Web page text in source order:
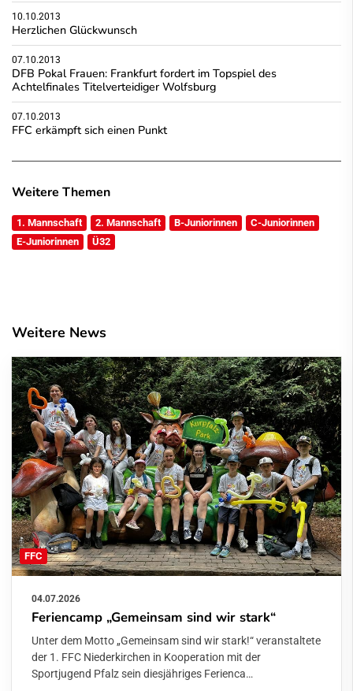
10.10.2013
Herzlichen Glückwunsch
07.10.2013
DFB Pokal Frauen: Frankfurt fordert im Topspiel des
Achtelfinales Titelverteidiger Wolfsburg
07.10.2013
FFC erkämpft sich einen Punkt
Weitere Themen
1. Mannschaft 2. Mannschaft B-Juniorinnen
C-Juniorinnen
E-Juniorinnen
Ü32
Weitere News
FFC
04.07.2026
Feriencamp „Gemeinsam sind wir stark“
Unter dem Motto „Gemeinsam sind wir stark!“ veranstaltete
der 1. FFC Niederkirchen in Kooperation mit der
Sportjugend Pfalz sein diesjähriges Ferienca…